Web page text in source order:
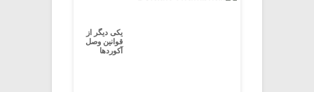
یکی دیگر از
قوانین وصل
آکوردها